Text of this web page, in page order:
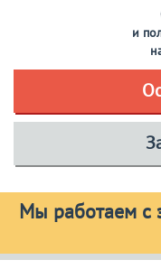
и
Мы работаем с